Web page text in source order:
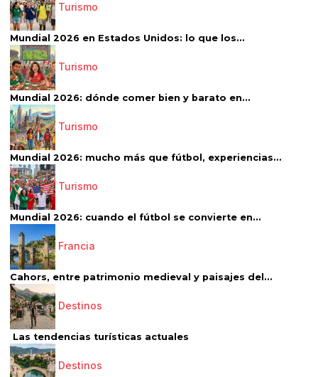
Turismo
Mundial 2026 en Estados Unidos: lo que los...
Turismo
Mundial 2026: dónde comer bien y barato en...
Turismo
Mundial 2026: mucho más que fútbol, experiencias...
Turismo
Mundial 2026: cuando el fútbol se convierte en...
Francia
Cahors, entre patrimonio medieval y paisajes del...
Destinos
Las tendencias turísticas actuales
Destinos